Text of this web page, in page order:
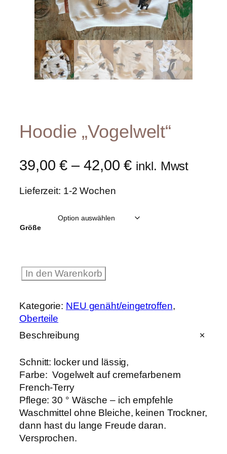
Hoodie „Vogelwelt“
39,00€ –42,00€ inkl. Mwst
Lieferzeit: 1-2 Wochen
Größe
o
i
e
V
g
e
l
w
e
l
t
"
M
e
In den Warenkorb
Kategorie: NEU genäht/eingetroffen
Oberteile
Beschreibung
Schnitt: locker und lässig,
Farbe: Vogelwelt auf cremefarbenem
French-Terry
Pflege: 30 ° Wäsche – ich empfehle
Waschmittel ohne Bleiche, keinen Trockner,
dann hast du lange Freude daran.
Versprochen.